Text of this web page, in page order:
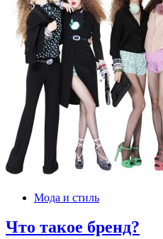
Мода и стиль
Что такое бренд?